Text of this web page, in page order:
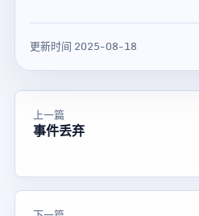
更新时间 2025-08-18
上一篇
事件丢弃